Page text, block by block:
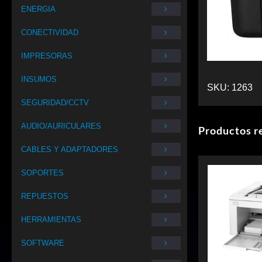
ENERGIA
CONECTIVIDAD
IMPRESORAS
INSUMOS
SEGURIDAD/CCTV
AUDIO/AURICULARES
CABLES Y ADAPTADORES
SOPORTES
REPUESTOS
HERRAMIENTAS
SOFTWARE
SKU: 1263
Productos